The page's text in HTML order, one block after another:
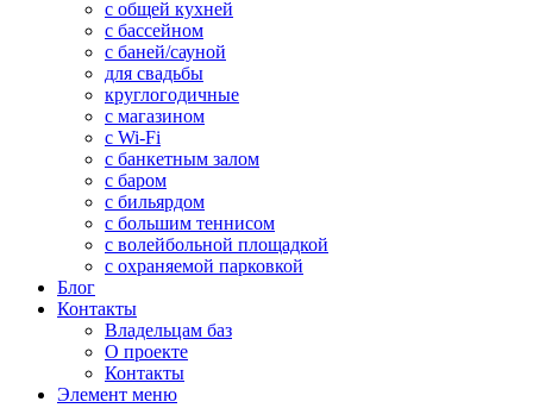
с общей кухней
с бассейном
с баней/сауной
для свадьбы
круглогодичные
с магазином
с Wi-Fi
с банкетным залом
с баром
с бильярдом
с большим теннисом
с волейбольной площадкой
с охраняемой парковкой
Блог
Контакты
Владельцам баз
О проекте
Контакты
Элемент меню